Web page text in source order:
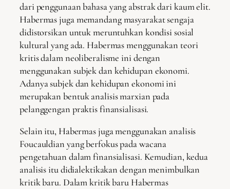
dari penggunaan bahasa yang abstrak dari kaum elit.
Habermas juga memandang masyarakat sengaja
didistorsikan untuk meruntuhkan kondisi sosial
kultural yang ada. Habermas menggunakan teori
kritis dalam neoliberalisme ini dengan
menggunakan subjek dan kehidupan ekonomi.
Adanya subjek dan kehidupan ekonomi ini
merupakan bentuk analisis marxian pada
pelanggengan praktis finansialisasi.
Selain itu, Habermas juga menggunakan analisis
Foucauldian yang berfokus pada wacana
pengetahuan dalam finansialisasi. Kemudian, kedua
analisis itu didialektikakan dengan menimbulkan
kritik baru. Dalam kritik baru Habermas